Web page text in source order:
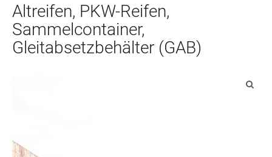
Altreifen, PKW-Reifen,
Sammelcontainer,
Gleitabsetzbehälter (GAB)